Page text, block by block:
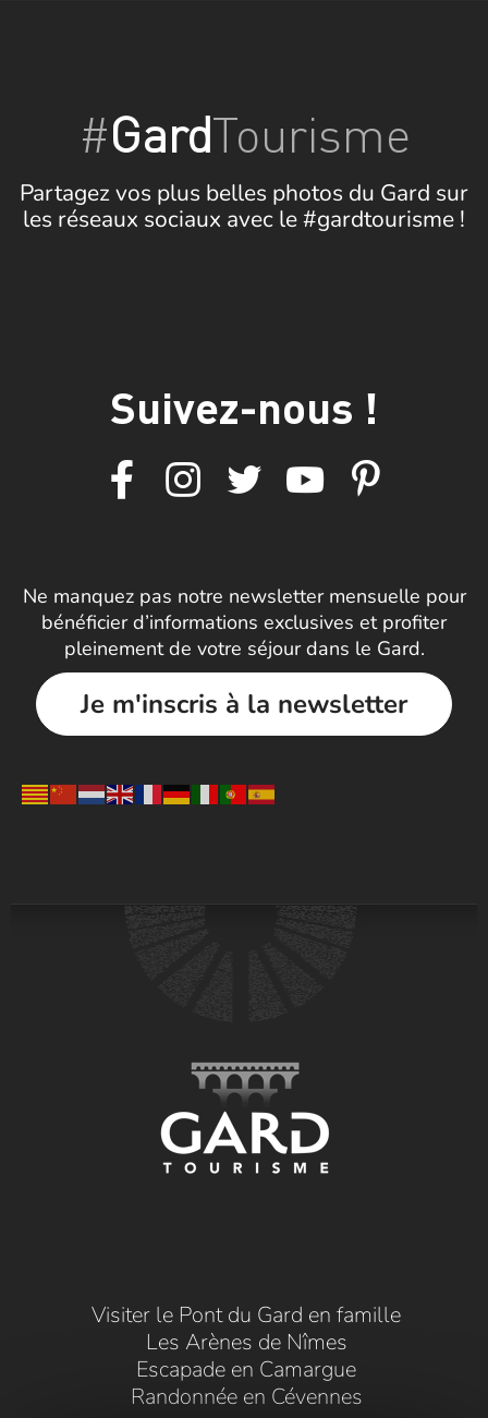
#GardTourisme
Partagez vos plus belles photos du Gard sur
les réseaux sociaux avec le #gardtourisme !
Suivez-nous !
Ne manquez pas notre newsletter mensuelle pour
bénéficier d’informations exclusives et profiter
pleinement de votre séjour dans le Gard.
Je m'inscris à la newsletter
Visiter le Pont du Gard en famille
Les Arènes de Nîmes
Escapade en Camargue
Randonnée en Cévennes